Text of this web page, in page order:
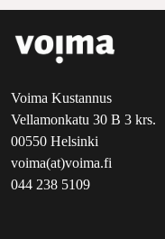
Voima Kustannus
Vellamonkatu 30 B 3 krs.
00550 Helsinki
voima(at)voima.fi
044 238 5109